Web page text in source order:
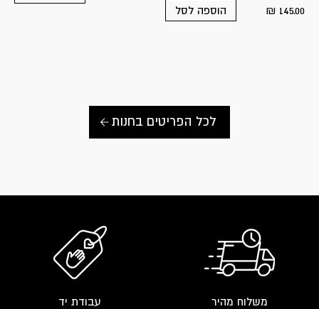
145.00
₪ הוספה לסל
לכל הפריטים בחנות
משלוח מהיר עבודת יד